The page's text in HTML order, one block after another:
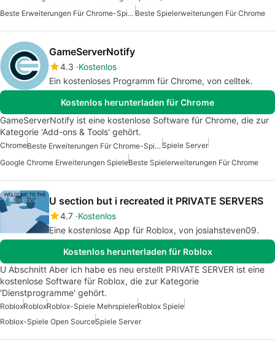
Beste Erweiterungen Für Chrome-Spiele Beste Spielerweiterungen Für Chrome
GameServerNotify
4.3 Kostenlos
Ein kostenloses Programm für Chrome, von celltek.
Kostenlos herunterladen für Chrome
GameServerNotify ist eine kostenlose Software für Chrome, die zur
Kategorie 'Add-ons & Tools' gehört.
Chrome Beste Erweiterungen Für Chrome-Spiele Spiele Server
Google Chrome Erweiterungen SpieleBeste Spielerweiterungen Für Chrome
U section but i recreated it PRIVATE SERVERS
4.7 Kostenlos
Eine kostenlose App für Roblox, von josiahsteven09.
Kostenlos herunterladen für Roblox
U Abschnitt Aber ich habe es neu erstellt PRIVATE SERVER ist eine
kostenlose Software für Roblox, die zur Kategorie
'Dienstprogramme' gehört.
RobloxRobloxRoblox-Spiele MehrspielerRoblox Spiele
Roblox-Spiele Open SourceSpiele Server